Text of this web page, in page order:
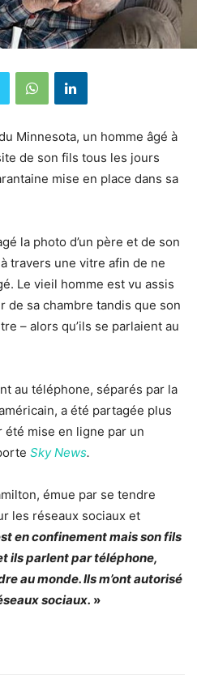
Minnesota, un homme âgé à
de son fils tous les jours
mise en place dans sa
la photo d’un père et de son
travers une vitre afin de ne
Le vieil homme est vu assis
de sa chambre tandis que son
– alors qu’ils se parlaient au
au téléphone, séparés par la
a été partagée plus
mise en ligne par un
Sky News.
émue par se tendre
les réseaux sociaux et
en confi­ne­ment mais son fils
ils parlent par télé­phone,
au monde. Ils m’ont auto­risé
sociaux. »